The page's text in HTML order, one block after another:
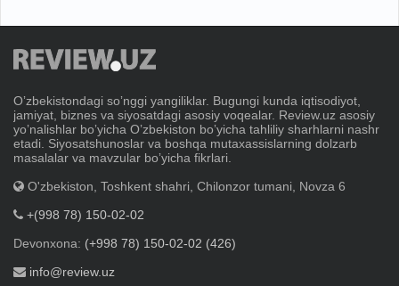
Oʼzbekistondagi soʼnggi yangiliklar. Bugungi kunda iqtisodiyot,
jamiyat, biznes va siyosatdagi asosiy voqealar. Review.uz asosiy
yoʼnalishlar boʼyicha Oʼzbekiston boʼyicha tahliliy sharhlarni nashr
etadi. Siyosatshunoslar va boshqa mutaxassislarning dolzarb
masalalar va mavzular boʼyicha fikrlari.
O'zbekiston, Toshkent shahri, Chilonzor tumani, Novza 6
+(998 78) 150-02-02
Devonxona: (+998 78) 150-02-02 (426)
info@review.uz